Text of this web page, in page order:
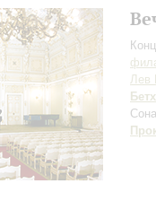
Лев